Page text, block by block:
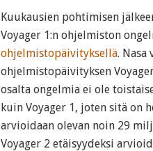
Kuukausien pohtimisen
Voyager 1:n ohjelmiston
ohjelmistopäivityksellä.
ohjelmistopäivityksen
osalta ongelmia ei ole
kuin Voyager 1, joten sitä on
arvioidaan olevan noin 29
Voyager 2 etäisyydeksi